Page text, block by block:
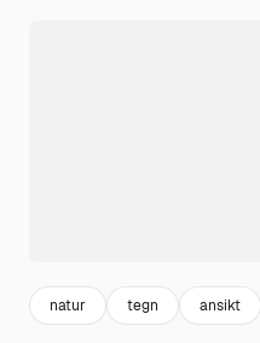
natur tegn ansikt